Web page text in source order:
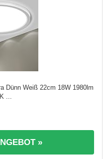
Dünn Weiß 22cm 18W 1980lm
...
»